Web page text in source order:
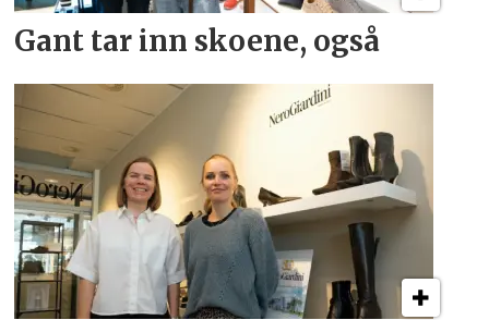
Gant tar inn skoene, også